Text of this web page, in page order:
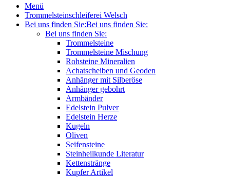
Menü
Trommelsteinschleiferei Welsch
Bei uns finden Sie:Bei uns finden Sie:
Bei uns finden Sie:
Trommelsteine
Trommelsteine Mischung
Rohsteine Mineralien
Achatscheiben und Geoden
Anhänger mit Silberöse
Anhänger gebohrt
Armbänder
Edelstein Pulver
Edelstein Herze
Kugeln
Oliven
Seifensteine
Steinheilkunde Literatur
Kettenstränge
Kupfer Artikel